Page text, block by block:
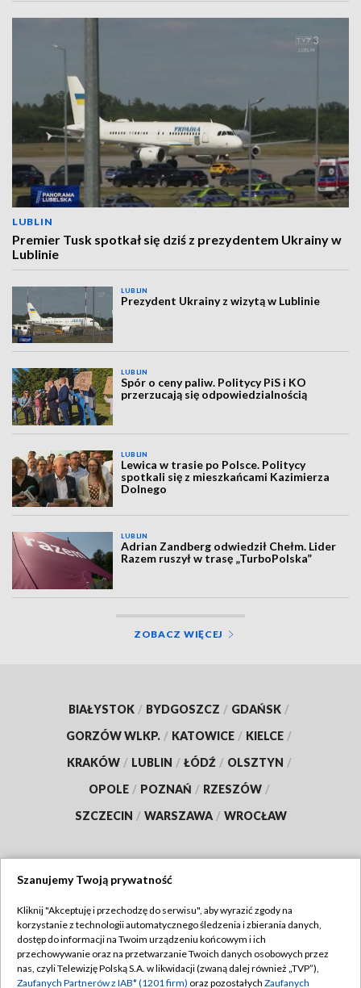
LUBLIN
Premier Tusk spotkał się dziś z prezydentem Ukrainy w
Lublinie
LUBLIN
Prezydent Ukrainy z wizytą w Lublinie
LUBLIN
Spór o ceny paliw. Politycy PiS i KO
przerzucają się odpowiedzialnością
LUBLIN
Lewica w trasie po Polsce. Politycy
spotkali się z mieszkańcami Kazimierza
Dolnego
LUBLIN
Adrian Zandberg odwiedził Chełm. Lider
Razem ruszył w trasę „TurboPolska”
ZOBACZ WIĘCEJ
BIAŁYSTOK / BYDGOSZCZ / GDAŃSK /
GORZÓW WLKP. / KATOWICE / KIELCE /
KRAKÓW / LUBLIN / ŁÓDŹ / OLSZTYN /
OPOLE / POZNAŃ / RZESZÓW /
SZCZECIN / WARSZAWA / WROCŁAW
TVP
Abonament TVP
Emisja w TVP
Regulamin TVP
Polityka prywatności
Szanujemy Twoją prywatność
Kliknij "Akceptuję i przechodzę do serwisu", aby wyrazić zgody na
korzystanie z technologii automatycznego śledzenia i zbierania danych,
dostęp do informacji na Twoim urządzeniu końcowym i ich
przechowywanie oraz na przetwarzanie Twoich danych osobowych przez
nas, czyli Telewizję Polską S.A. w likwidacji (zwaną dalej również „TVP”),
Zaufanych Partnerów z IAB* (1201 firm) oraz pozostałych Zaufanych